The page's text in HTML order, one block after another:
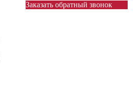
Заказать обратный звонок